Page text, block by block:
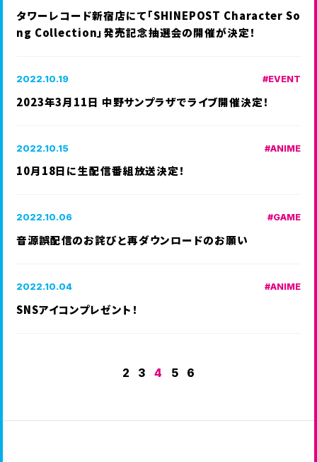
タワーレコード新宿店にて「SHINEPOST Character So
ng Collection」発売記念抽選会の開催が決定！
2022.10.19 EVENT
2023年3月11日 中野サンプラザでライブ開催決定！
2022.10.15 ANIME
10月18日に生配信番組放送決定！
2022.10.06 GAME
音源誤配信のお詫びと再ダウンロードのお願い
2022.10.04 ANIME
SNSアイコンプレゼント！
2 3 4 5 6